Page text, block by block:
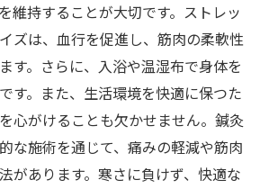
維持することが大切です。ストレッ
ズは、血行を促進し、筋肉の柔軟性
す。さらに、入浴や温湿布で身体を
す。また、生活環境を快適に保つた
心がけることも欠かせません。鍼灸
な施術を通じて、痛みの軽減や筋肉
があります。寒さに負けず、快適な